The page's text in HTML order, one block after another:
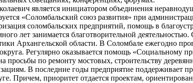
является инициатором объединения
«Соломбальский союз развития» при
соломбальских предприятий, помощь в
лет занимается благотворительной
Архангельской области. В Соломбале ежегодно
Регулярно оказывается помощь «Социальному
просьбы по ремонту мостовых, строительству
В последние годы предприятие поддерживает
Причем, приоритет отдается проектам,